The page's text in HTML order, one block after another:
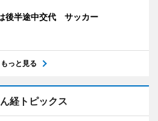
後半途中交代 サッカー
もっと見る
経トピックス